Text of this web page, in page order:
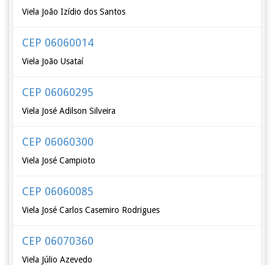
Viela João Izídio dos Santos
CEP 06060014
Viela João Usataí
CEP 06060295
Viela José Adilson Silveira
CEP 06060300
Viela José Campioto
CEP 06060085
Viela José Carlos Casemiro Rodrigues
CEP 06070360
Viela Júlio Azevedo